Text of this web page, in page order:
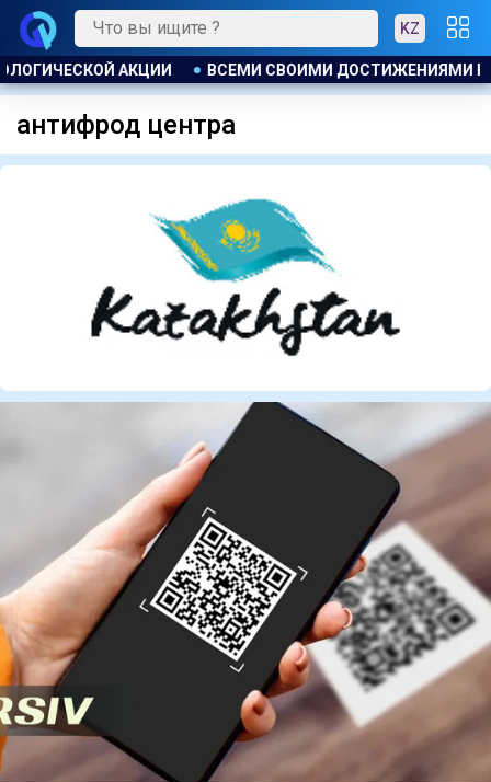
KZ
КРАЙ ОБЯЗАН ЭНЕРГИИ СВОИХ ГРАЖДАН . ТОКАЕВ
антифрод центра